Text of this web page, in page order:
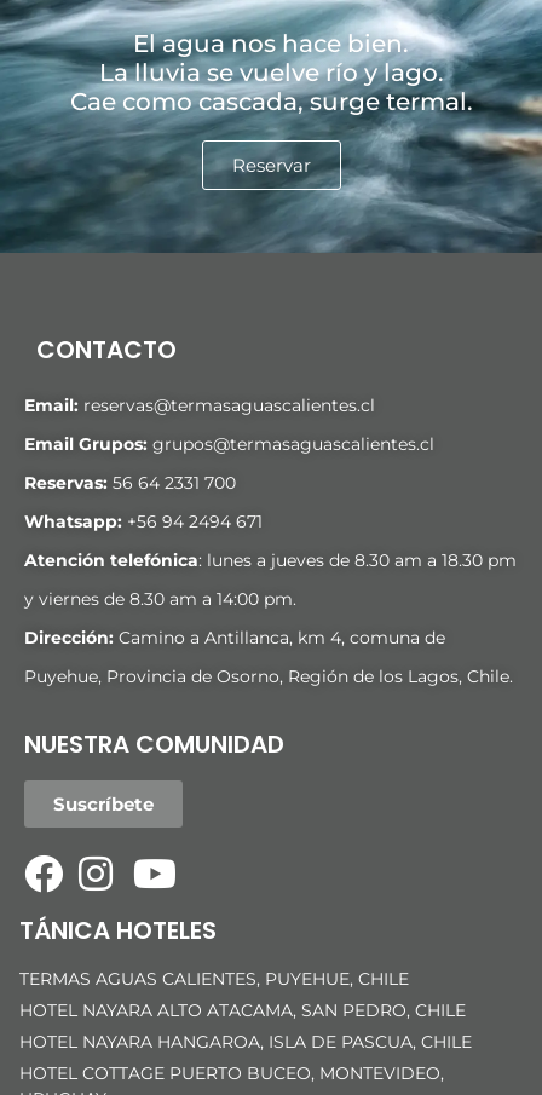
El agua nos hace bien.
La lluvia se vuelve río y lago.
Cae como cascada, surge termal.
Reservar
CONTACTO
Email: reservas@termasaguascalientes.cl
Email Grupos: grupos@termasaguascalientes.cl
Reservas: 56 64 2331 700
Whatsapp: +56 94 2494 671
Atención telefónica: lunes a jueves de 8.30 am a 18.30 pm
y viernes de 8.30 am a 14:00 pm.
Dirección: Camino a Antillanca, km 4, comuna de
Puyehue, Provincia de Osorno, Región de los Lagos, Chile.
NUESTRA COMUNIDAD
Suscríbete
TÁNICA HOTELES
TERMAS AGUAS CALIENTES, PUYEHUE, CHILE
HOTEL NAYARA ALTO ATACAMA, SAN PEDRO, CHILE
HOTEL NAYARA HANGAROA, ISLA DE PASCUA, CHILE
HOTEL COTTAGE PUERTO BUCEO, MONTEVIDEO,